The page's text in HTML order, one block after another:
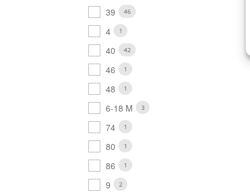
39 46
4 1
40 42
46 1
48 1
6-18 M 3
74 1
80 1
86 1
9 2